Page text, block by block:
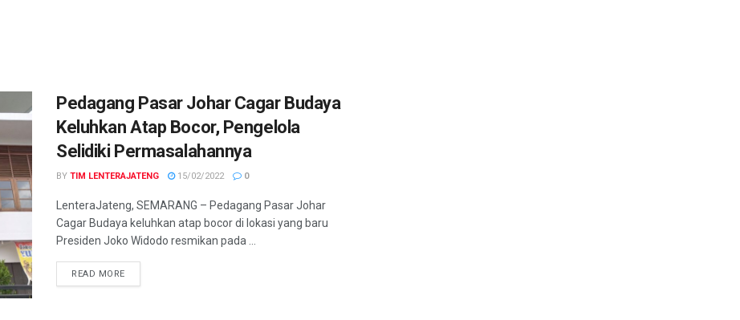
Pedagang Pasar Johar Cagar Budaya
Keluhkan Atap Bocor, Pengelola
Selidiki Permasalahannya
BY TIM LENTERAJATENG 15/02/2022 0
LenteraJateng, SEMARANG – Pedagang Pasar Johar
Cagar Budaya keluhkan atap bocor di lokasi yang baru
Presiden Joko Widodo resmikan pada ...
READ MOREDETAILS